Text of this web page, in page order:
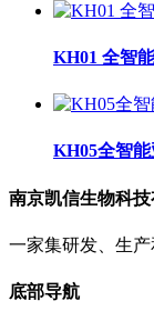
KH01 全智
KH05全智能
南京凯信生物科技
一家集研发、生
底部导航